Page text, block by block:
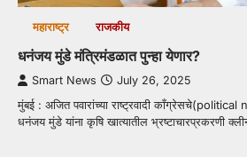
महाराष्ट्र राजकीय
धनंजय मुंडे मंत्रिमंडळात पुन्हा येणार?
Smart News July 26, 2025
मुंबई : अजित पवारांच्या राष्ट्रवादी
धनंजय मुंडे यांना कृषि खात्यातील भ्रष्टाचारप्रकरणी